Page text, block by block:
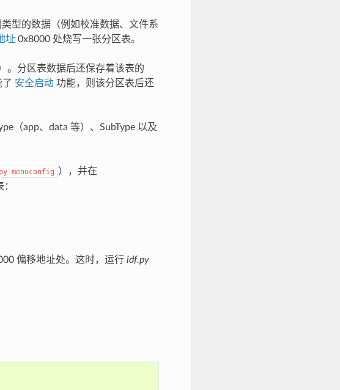
型的数据（例如校准数据、文件系
址0x8000 处烧写一张分区表。
。分区表数据后还保存着该表的
安全启动功能，则该分区表后还
（app、data 等）、SubType 以及
menuconfig
），并在
偏移地址处。这时，运行 idf.py